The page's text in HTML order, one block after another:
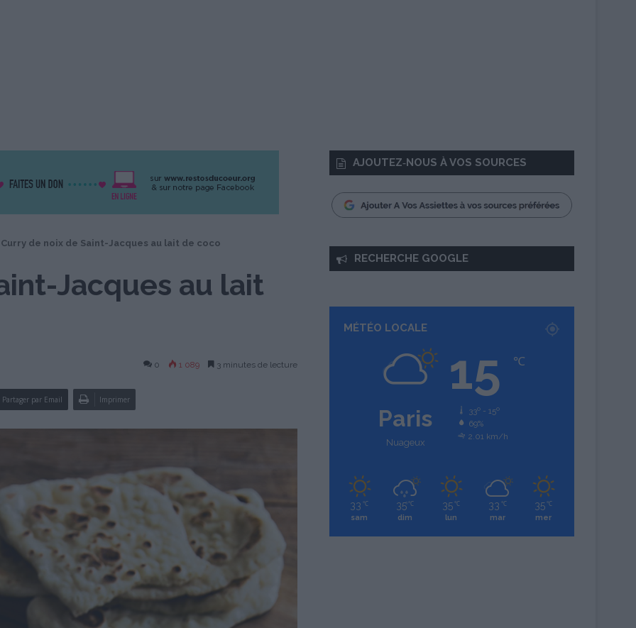
Curry de noix de Saint-Jacques au lait de coco
Jacques au lait
0 1 089 3 minutes de lecture
Partager par Email Imprimer
AJOUTEZ‑NOUS À VOS SOURCES
RECHERCHE GOOGLE
MÉTÉO LOCALE
Paris
Nuageux
15 ℃
33º - 15º
69%
2.01 km/h
33 ℃
sam
35 ℃
dim
35 ℃
lun
33 ℃
mar
35 ℃
mer